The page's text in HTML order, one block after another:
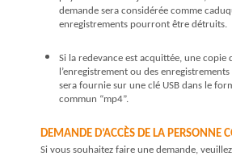
demande sera considérée comme
enregistrements pourront être détruits.
Si la redevance est acquittée, une copie
l’enregistrement ou des enregistrements
sera fournie sur une clé USB dans le
commun “mp4”.
DEMANDE D’ACCÈS DE LA PERSONNE
Si vous souhaitez faire une demande,